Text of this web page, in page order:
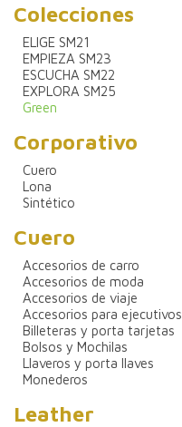
Colecciones
ELIGE SM21
EMPIEZA SM23
ESCUCHA SM22
EXPLORA SM25
Green
Corporativo
Cuero
Lona
Sintético
Cuero
Accesorios de carro
Accesorios de moda
Accesorios de viaje
Accesorios para ejecutivos
Billeteras y porta tarjetas
Bolsos y Mochilas
Llaveros y porta llaves
Monederos
Leather